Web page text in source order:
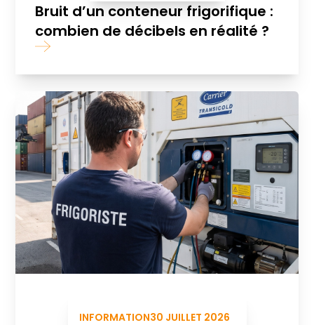
Bruit d’un conteneur frigorifique :
combien de décibels en réalité ?
INFORMATION30 JUILLET 2026